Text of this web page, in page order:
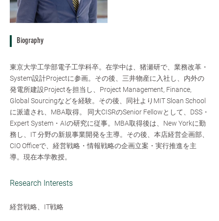
Biography
東京大学工学部電子工学科卒。在学中は、猪瀬研で、業務改革・
System設計Projectに参画。その後、三井物産に入社し、内外の
発電所建設Projectを担当し、Project Management, Finance,
Global Sourcingなどを経験。その後、同社よりMIT Sloan School
に派遣され、MBA取得。 同大CISRのSenior Fellowとして、DSS・
Expert System・AIの研究に従事。MBA取得後は、New Yorkに勤
務し、IT 分野の新規事業開発を主導。その後、本店経営企画部、
CIO Officeで、経営戦略・情報戦略の企画立案・実行推進を主
導。現在本学教授。
Research Interests
経営戦略、IT戦略